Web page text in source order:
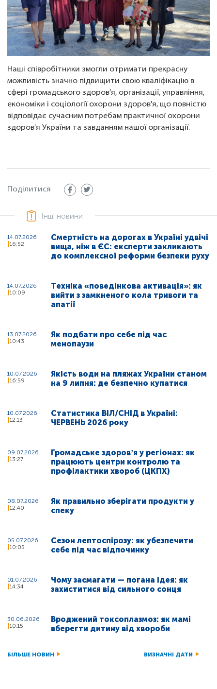
Наші співробітники змогли отримати прекрасну
можливість значно підвищити свою кваліфікацію в
сфері громадського здоров’я, організації, управління,
економіки і соціології охорони здоров'я, що повністю
відповідає сучасним потребам практичної охорони
здоров'я України та завданням нашої організації.
Поділитися
Інші новини
14.07.2026
16:52
Смертність на дорогах в Україні удвічі
вища, ніж в ЄС: експерти закликають
до комплексної реформи безпеки руху
14.07.2026
10:09
Техніка «поведінкова активація»: як
вийти з замкненого кола тривоги та
апатії
13.07.2026
10:43
Як подбати про себе під час
менопаузи
10.07.2026
16:59
Якість води на пляжах України станом
на 9 липня: де безпечно купатися
10.07.2026
12:13
Статистика ВІЛ/СНІД в Україні:
ЧЕРВЕНЬ 2026 року
09.07.2026
13:27
Громадське здоровʼя у регіонах: як
працюють центри контролю та
профілактики хвороб (ЦКПХ)
08.07.2026
12:40
Як правильно зберігати продукти у
спеку
05.07.2026
10:05
Сезон лептоспірозу: як убезпечити
себе під час відпочинку
01.07.2026
14:34
Чому засмагати — погана ідея: як
захиститися від сильного сонця
30.06.2026
10:15
Вроджений токсоплазмоз: як мамі
вберегти дитину від хвороби
БІЛЬШЕ НОВИН ВИЗНАЧНІ ДАТИ